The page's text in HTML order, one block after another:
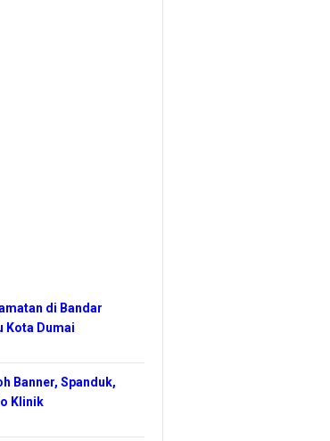
di Bandar
Kota Dumai
Banner, Spanduk,
Klinik